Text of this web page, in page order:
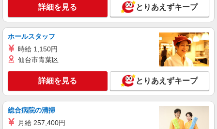
扶養家族手当年末年始手当バースデー手当 ★交通
入社祝い金10万円支給(規定有) お友達を紹介頂く
と, インセンティブ支給(規定有) ゜・。○。・゜
派遣社員
株式会社シエロ
【ソフトバンク】の店舗スタッフ
時給1500円〜 ※残業代支給 ★交通費別途支給
+゜ 入社祝い金10万円支給(規定有) お友達を紹介
頂くと, インセンティブ支給(規定有) ★月2回払
い・週払い可能（規程有）★ ゜・。○。・゜
+゜・。○。・゜+゜
愛知県一宮市のY！mobileショップ
キープ 詳細を見る
派遣社員
株式会社シエロ
詳細を見る とりあえずキープ
ホールスタッフ
時給 1,150円
仙台市青葉区
詳細を見る とりあえずキープ
総合病院の清掃
月給 257,400円